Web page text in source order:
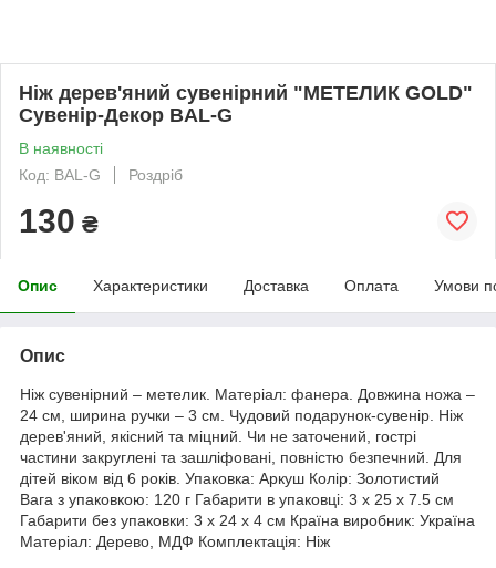
Ніж дерев'яний сувенірний "МЕТЕЛИК GOLD"
Сувенір-Декор BAL-G
В наявності
Код: BAL-G
Роздріб
130 ₴
Опис Характеристики Доставка Оплата Умови
Опис
Ніж сувенірний – метелик. Матеріал: фанера. Довжина ножа –
24 см, ширина ручки – 3 см. Чудовий подарунок-сувенір. Ніж
дерев'яний, якісний та міцний. Чи не заточений, гострі
частини закруглені та зашліфовані, повністю безпечний. Для
дітей віком від 6 років. Упаковка: Аркуш Колір: Золотистий
Вага з упаковкою: 120 г Габарити в упаковці: 3 x 25 x 7.5 см
Габарити без упаковки: 3 x 24 x 4 см Країна виробник: Україна
Матеріал: Дерево, МДФ Комплектація: Ніж